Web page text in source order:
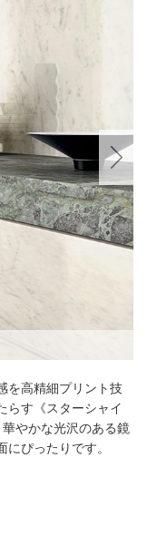
を高精細プリント技
らす《スターシャイ
やかな光沢のある鏡
ぴったりです。